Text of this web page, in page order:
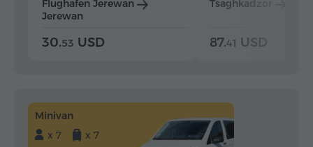
Flughafen Jerewan
Jerewan
30.53 USD
Tsaghkadzor
87.41 USD
Minivan
x 7
x 7